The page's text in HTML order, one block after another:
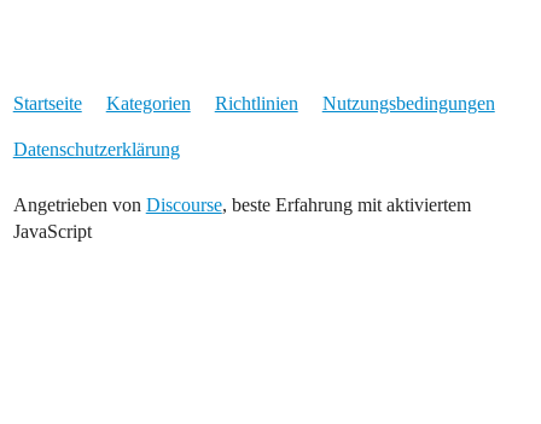
Startseite Kategorien Richtlinien Nutzungsbedingungen
Datenschutzerklärung
Angetrieben von Discourse, beste Erfahrung mit aktiviertem
JavaScript